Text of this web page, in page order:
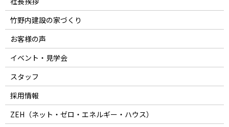
竹野内建設の家づくり
お客様の声
イベント・見学会
スタッフ
採用情報
ZEH（ネット・ゼロ・エネルギー・ハウス）